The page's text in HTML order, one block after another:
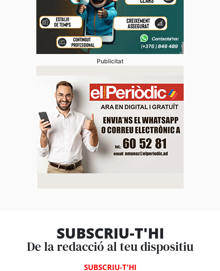
Publicitat
SUBSCRIU-T'HI
De la redacció al teu dispositiu
SUBSCRIU-T'HI